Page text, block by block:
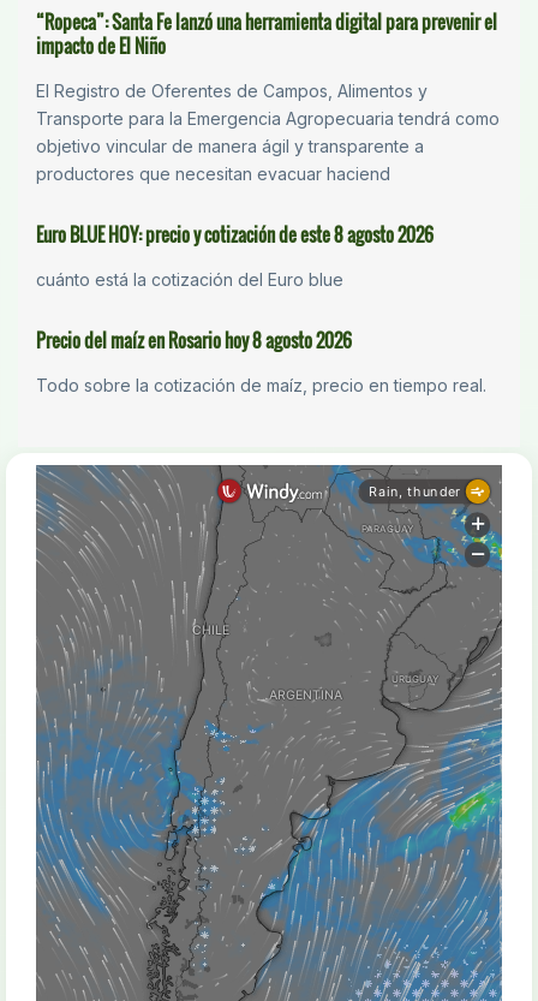
“Ropeca”: Santa Fe lanzó una herramienta digital para prevenir el
impacto de El Niño
El Registro de Oferentes de Campos, Alimentos y
Transporte para la Emergencia Agropecuaria tendrá como
objetivo vincular de manera ágil y transparente a
productores que necesitan evacuar haciend
Euro BLUE HOY: precio y cotización de este 8 agosto 2026
cuánto está la cotización del Euro blue
Precio del maíz en Rosario hoy 8 agosto 2026
Todo sobre la cotización de maíz, precio en tiempo real.